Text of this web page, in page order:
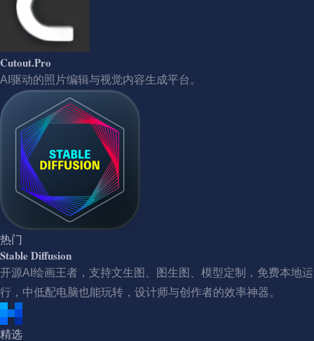
Cutout.Pro
AI驱动的照片编辑与视觉内容生成平台。
热门
Stable Diffusion
开源AI绘画王者，支持文生图、图生图、模型定制，免费本地运
行，中低配电脑也能玩转，设计师与创作者的效率神器。
精选